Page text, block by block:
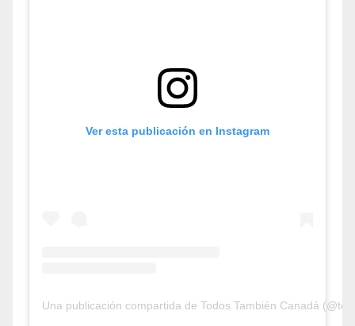
Ver esta publicación en Instagram
Una publicación compartida de Todos También Canadá